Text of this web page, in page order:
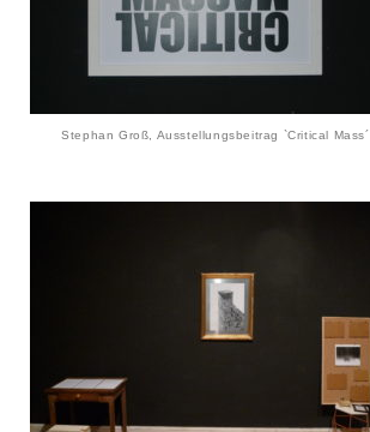
Stephan Groß, Ausstellungsbeitrag `Critical Mass´